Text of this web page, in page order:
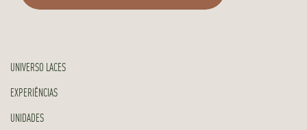
UNIVERSO LACES
EXPERIÊNCIAS
UNIDADES